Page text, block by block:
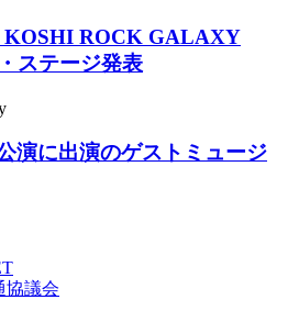
KOSHI ROCK GALAXY
ステージ発表
演に出演のゲストミュージ